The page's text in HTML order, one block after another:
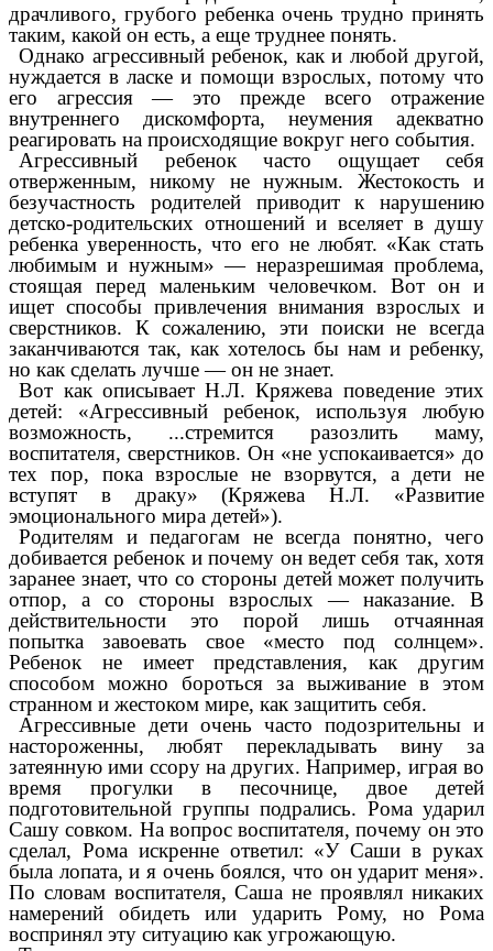
драчливого, грубого ребенка очень трудно принять
таким, какой он есть, а еще труднее понять.
Однако агрессивный ребенок, как и любой другой,
нуждается в ласке и помощи взрослых, потому что
его агрессия — это прежде всего отражение
внутреннего дискомфорта, неумения адекватно
реагировать на происходящие вокруг него события.
Агрессивный ребенок часто ощущает себя
отверженным, никому не нужным. Жестокость и
безучастность родителей приводит к нарушению
детско-родительских отношений и вселяет в душу
ребенка уверенность, что его не любят. «Как стать
любимым и нужным» — неразрешимая проблема,
стоящая перед маленьким человечком. Вот он и
ищет способы привлечения внимания взрослых и
сверстников. К сожалению, эти поиски не всегда
заканчиваются так, как хотелось бы нам и ребенку,
но как сделать лучше — он не знает.
Вот как описывает Н.Л. Кряжева поведение этих
детей: «Агрессивный ребенок, используя любую
возможность, ...стремится разозлить маму,
воспитателя, сверстников. Он «не успокаивается» до
тех пор, пока взрослые не взорвутся, а дети не
вступят в драку» (Кряжева Н.Л. «Развитие
эмоционального мира детей»).
Родителям и педагогам не всегда понятно, чего
добивается ребенок и почему он ведет себя так, хотя
заранее знает, что со стороны детей может получить
отпор, а со стороны взрослых — наказание. В
действительности это порой лишь отчаянная
попытка завоевать свое «место под солнцем».
Ребенок не имеет представления, как другим
способом можно бороться за выживание в этом
странном и жестоком мире, как защитить себя.
Агрессивные дети очень часто подозрительны и
настороженны, любят перекладывать вину за
затеянную ими ссору на других. Например, играя во
время прогулки в песочнице, двое детей
подготовительной группы подрались. Рома ударил
Сашу совком. На вопрос воспитателя, почему он это
сделал, Рома искренне ответил: «У Саши в руках
была лопата, и я очень боялся, что он ударит меня».
По словам воспитателя, Саша не проявлял никаких
намерений обидеть или ударить Рому, но Рома
воспринял эту ситуацию как угрожающую.